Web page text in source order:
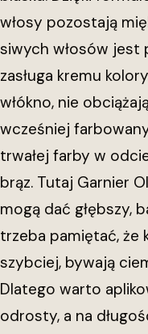
włosy pozostają
siwych włosów jest
zasługa kremu
włókno, nie
wcześniej
trwałej farby w
brąz. Tutaj Garnier
mogą dać głębszy,
trzeba pamiętać, że
szybciej, bywają
Dlatego warto
odrosty, a na